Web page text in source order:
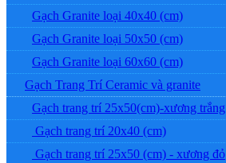
Gạch Granite loại 40x40 (cm)
Gạch Granite loại 50x50 (cm)
Gạch Granite loại 60x60 (cm)
Gạch Trang Trí Ceramic và granite
Gạch trang trí 25x50(cm)-xương trắng
Gạch trang trí 20x40 (cm)
Gạch trang trí 25x50 (cm) - xương đỏ